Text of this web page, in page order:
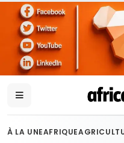
À LA UNEAFRIQUE